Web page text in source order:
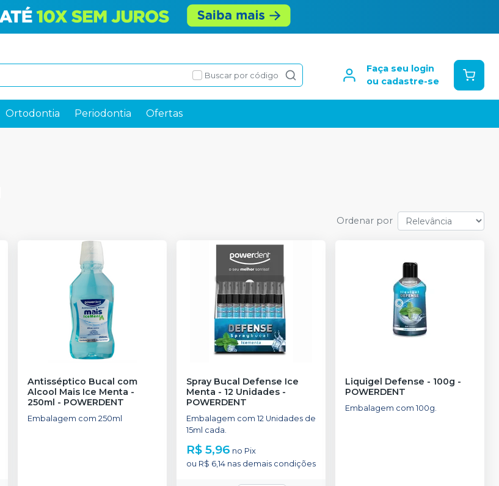
Buscar por código
Faça seu login
ou cadastre-se
Ortodontia Periodontia Ofertas
Ordenar por
Antisséptico Bucal com
Alcool Mais Ice Menta -
250ml - POWERDENT
Embalagem com 250ml
Spray Bucal Defense Ice
Menta - 12 Unidades -
POWERDENT
Embalagem com 12 Unidades de
15ml cada.
R$ 5,96 no Pix
ou R$ 6,14 nas demais condições
Liquigel Defense - 100g -
POWERDENT
Embalagem com 100g.